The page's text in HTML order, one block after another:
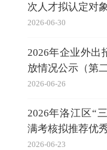
次人才拟认定对
2026-06-30
2026年企业外出
放情况公示（第二
2026-06-26
2026年洛江区“
满考核拟推荐优
2026-06-23